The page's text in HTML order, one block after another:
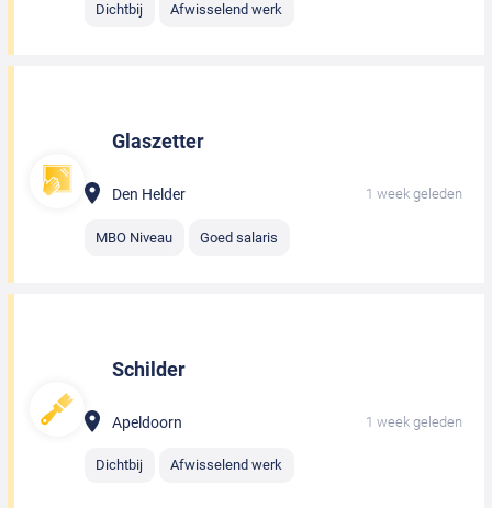
Dichtbij Afwisselend werk
Glaszetter
Den Helder 1 week geleden
MBO Niveau Goed salaris
Schilder
Apeldoorn 1 week geleden
Dichtbij Afwisselend werk